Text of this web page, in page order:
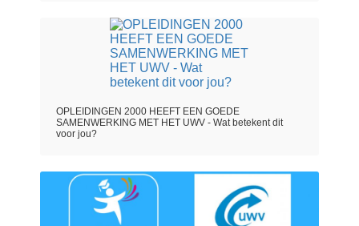
OPLEIDINGEN 2000 HEEFT EEN GOEDE
SAMENWERKING MET HET UWV - Wat betekent dit
voor jou?